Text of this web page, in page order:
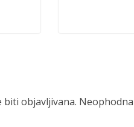
biti objavljivana.